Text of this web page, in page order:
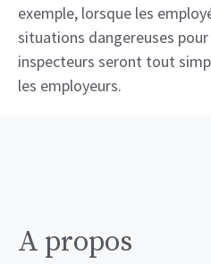
exemple, lorsque les
situations dangereuses
inspecteurs seront tout
les employeurs.
A propos